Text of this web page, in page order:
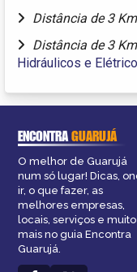
Distância de 3 Km
Distância de 3 Km
Hidráulicos e
ENCONTRAGUARUJÁ
O melhor de Guarujá
num só lugar! Dicas,
ir, o que fazer, as
melhores empresas,
locais, serviços e muito
mais no guia Encontra
Guarujá.